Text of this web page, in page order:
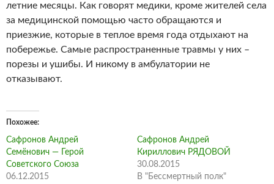
летние месяцы. Как говорят медики, кроме жителей села
за медицинской помощью часто обращаются и
приезжие, которые в теплое время года отдыхают на
побережье. Самые распространенные травмы у них –
порезы и ушибы. И никому в амбулатории не
отказывают.
Похожее
Сафронов Андрей
Семёнович — Герой
Советского Союза
06.12.2015
Сафронов Андрей
Кириллович РЯДОВОЙ
30.08.2015
В "Бессмертный полк"